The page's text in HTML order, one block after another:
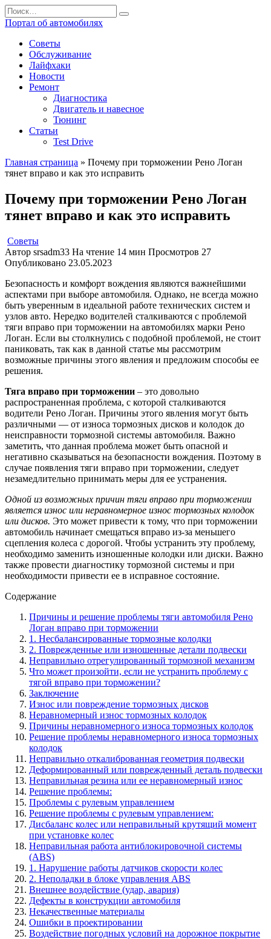
Перейти
к
содержанию
Search
for:
Портал об автомобилях
Советы
Обслуживание
Лайфхаки
Новости
Ремонт
Диагностика
Двигатель и навесное
Тюнинг
Статьи
Test Drive
Главная страница » Почему при торможении Рено Логан
тянет вправо и как это исправить
Почему при торможении Рено Логан
тянет вправо и как это исправить
Советы
Автор srsadm33 На чтение 14 мин Просмотров 27
Опубликовано 23.05.2023
Безопасность и комфорт вождения являются важнейшими
аспектами при выборе автомобиля. Однако, не всегда можно
быть уверенным в идеальной работе технических систем и
узлов авто. Нередко водителей сталкиваются с проблемой
тяги вправо при торможении на автомобилях марки Рено
Логан. Если вы столкнулись с подобной проблемой, не стоит
паниковать, так как в данной статье мы рассмотрим
возможные причины этого явления и предложим способы ее
решения.
Тяга вправо при торможении – это довольно
распространенная проблема, с которой сталкиваются
водители Рено Логан. Причины этого явления могут быть
различными — от износа тормозных дисков и колодок до
неисправности тормозной системы автомобиля. Важно
заметить, что данная проблема может быть опасной и
негативно сказываться на безопасности вождения. Поэтому в
случае появления тяги вправо при торможении, следует
незамедлительно принимать меры для ее устранения.
Одной из возможных причин тяги вправо при торможении
является износ или неравномерное износ тормозных колодок
или дисков. Это может привести к тому, что при торможении
автомобиль начинает смещаться вправо из-за меньшего
сцепления колеса с дорогой. Чтобы устранить эту проблему,
необходимо заменить изношенные колодки или диски. Важно
также провести диагностику тормозной системы и при
необходимости привести ее в исправное состояние.
Содержание
Причины и решение проблемы тяги автомобиля Рено
Логан вправо при торможении
1. Несбалансированные тормозные колодки
2. Поврежденные или изношенные детали подвески
Неправильно отрегулированный тормозной механизм
Что может произойти, если не устранить проблему с
тягой вправо при торможении?
Заключение
Износ или повреждение тормозных дисков
Неравномерный износ тормозных колодок
Причины неравномерного износа тормозных колодок
Решение проблемы неравномерного износа тормозных
колодок
Неправильно откалиброванная геометрия подвески
Деформированный или поврежденный деталь подвески
Неправильная резина или ее неравномерный износ
Решение проблемы:
Проблемы с рулевым управлением
Решение проблемы с рулевым управлением:
Дисбаланс колес или неправильный крутящий момент
при установке колес
Неправильная работа антиблокировочной системы
(ABS)
1. Нарушение работы датчиков скорости колес
2. Неполадки в блоке управления ABS
Внешнее воздействие (удар, авария)
Дефекты в конструкции автомобиля
Некачественные материалы
Ошибки в проектировании
Воздействие погодных условий на дорожное покрытие